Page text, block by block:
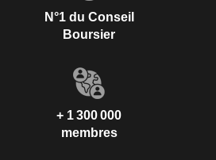
N°1 du Conseil
Boursier
+ 1 300 000
membres